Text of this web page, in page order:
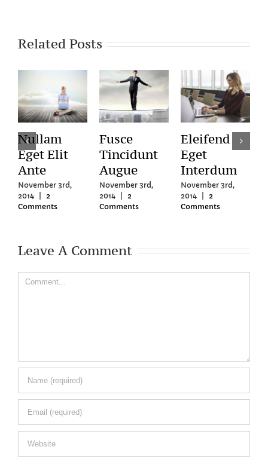
Related Posts
Nullam
Eget Elit
Ante
November 3rd,
2014
2
Comments
Fusce
Tincidunt
Augue
November 3rd,
2014
2
Comments
Eleifend
Eget
Interdum
November 3rd,
2014
2
Comments
Leave A Comment
Comment